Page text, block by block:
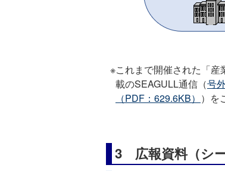
これまで開催された「
載のSEAGULL通信（号
（PDF：629.6KB） ）を
3 広報資料（シー